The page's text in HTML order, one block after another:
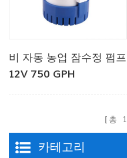
비 자동 농업 잠수정 펌프
12V 750 GPH
총 1
카테고리